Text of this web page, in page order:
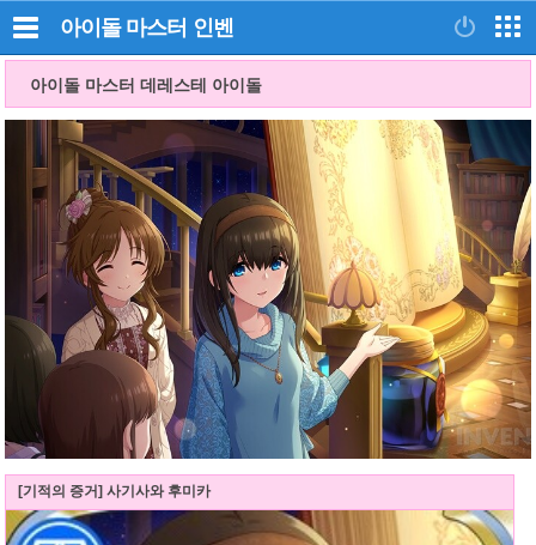
아이돌 마스터 인벤
아이돌 마스터 데레스테 아이돌
[기적의 증거] 사기사와 후미카